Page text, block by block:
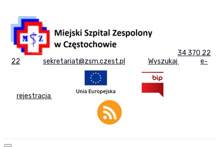
34 370 22
22
sekretariat@zsm.czest.pl Wyszukaj e-
rejestracja